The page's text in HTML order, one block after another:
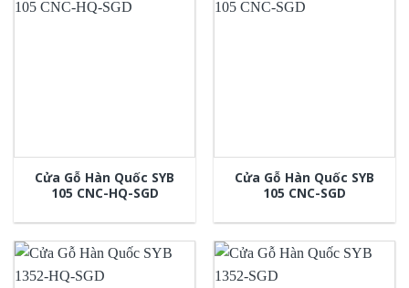
Cửa Gỗ Hàn Quốc SYB
105 CNC-HQ-SGD
Cửa Gỗ Hàn Quốc SYB
105 CNC-SGD